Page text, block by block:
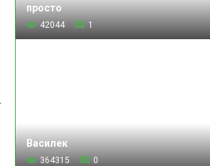
просто
42044 1
Василек
364315 0